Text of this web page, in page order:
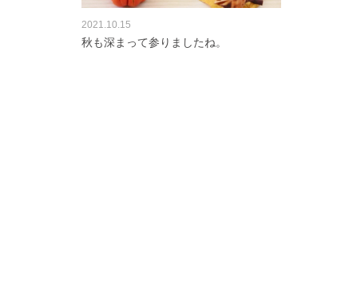
2021.10.15
秋も深まって参りましたね。